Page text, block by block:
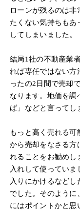
ローンが残るのは
たくない気持ちもあ
してしまいました。
結局1社の不動産業
れば専任ではない方
ったの2日間で売却
なります。地価を調
ば」などと言ってし
もっと高く売れる
から売却をなさる方
れることをお勧めし
入れして使ってい
入りにかけるなどし
でした。そのように
にはポイントかと思